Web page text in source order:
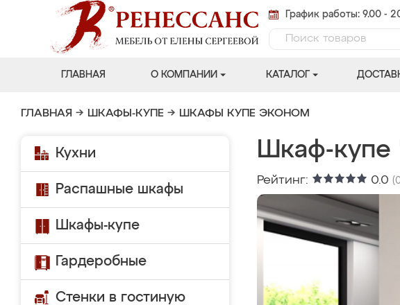
График работы: 9.00 -
ГЛАВНАЯ О КОМПАНИИ КАТАЛОГ
ГЛАВНАЯ → ШКАФЫ-КУПЕ → ШКАФЫ КУПЕ ЭКОНОМ
Кухни
Распашные шкафы
Шкафы-купе
Гардеробные
Стенки в гостиную
Шкаф-
Рейтинг: 0.0 (